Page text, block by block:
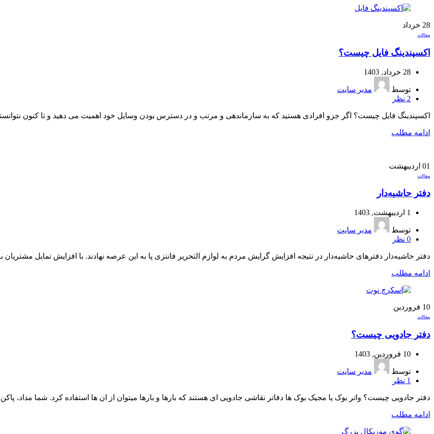
28 خرداد
مقالات
اکسپندینگ فایل چیست؟
28 خرداد, 1403
توسط
مدیر سایت
2 نظر
اکسپندینگ فایل چیست؟ اگر جزو افرادی هستید که به سازماندهی و مرتب و در دسترس بودن وسایل خود اهمیت می دهید و تا کنون نتوانسته
ادامه مطلب
01 اردیبهشت
مقالات
دفتر حاشیه‌دار
1 اردیبهشت, 1403
توسط
مدیر سایت
0 نظر
دفتر حاشیه‌دار دفترهای حاشیه‌دار در نتیجه افزایش گرایش مردم به لوازم التحریر فانتزی پا به این عرصه نهادند. با افزایش تمایل مشتریان
ادامه مطلب
10 فروردین
مقالات
دفتر جادویی چیست؟
10 فروردین, 1403
توسط
مدیر سایت
1 نظر
دفتر جادویی چیست؟ واتر بوک یا مجیک بوک ها دفاتر نقاشی جادویی ای هستند که بارها و بارها میتوان از ان ها استفاده کرد. شما مداد،
ادامه مطلب